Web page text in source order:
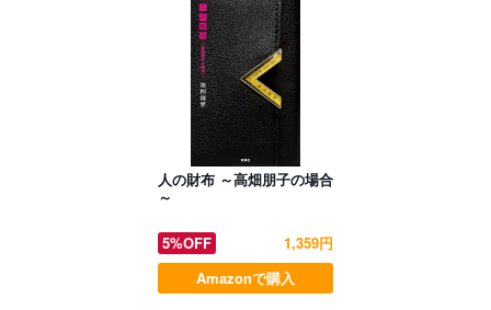
人の財布 ～高畑朋子の場合
～
5%OFF
1,359円
Amazonで購入